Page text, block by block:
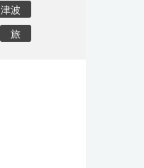
津波
旅